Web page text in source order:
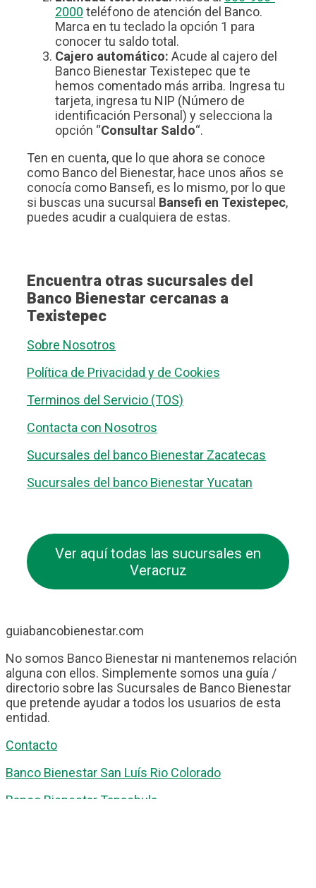
2000 teléfono de atención del Banco.
Marca en tu teclado la opción 1 para
conocer tu saldo total.
Cajero automático: Acude al cajero del
Banco Bienestar Texistepec que te
hemos comentado más arriba. Ingresa tu
tarjeta, ingresa tu NIP (Número de
identificación Personal) y selecciona la
opción “Consultar Saldo“.
Ten en cuenta, que lo que ahora se conoce
como Banco del Bienestar, hace unos años se
conocía como Bansefi, es lo mismo, por lo que
si buscas una sucursal Bansefi en Texistepec,
puedes acudir a cualquiera de estas.
Encuentra otras sucursales del
Banco Bienestar cercanas a
Texistepec
Sobre Nosotros
Política de Privacidad y de Cookies
Terminos del Servicio (TOS)
Contacta con Nosotros
Sucursales del banco Bienestar Zacatecas
Sucursales del banco Bienestar Yucatan
Ver aquí todas las sucursales en
Veracruz
guiabancobienestar.com
No somos Banco Bienestar ni mantenemos relación
alguna con ellos. Simplemente somos una guía /
directorio sobre las Sucursales de Banco Bienestar
que pretende ayudar a todos los usuarios de esta
entidad.
Contacto
Banco Bienestar San Luís Rio Colorado
Banco Bienestar Tapachula